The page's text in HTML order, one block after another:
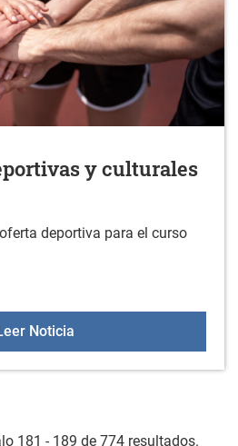
y culturales
deportiva para el curso
NoticiaActividades deportivas
181 - 189 de 774 resultados.